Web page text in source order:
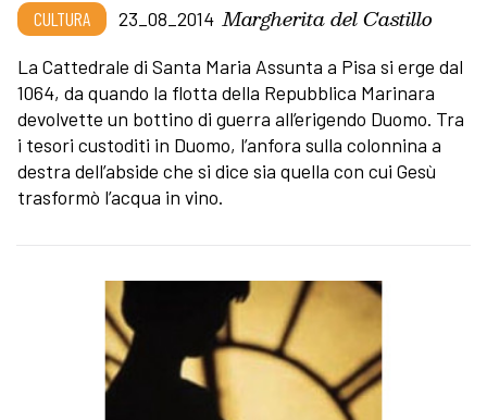
CULTURA 23_08_2014 Margherita del Castillo
La Cattedrale di Santa Maria Assunta a Pisa si erge dal
1064, da quando la flotta della Repubblica Marinara
devolvette un bottino di guerra all’erigendo Duomo. Tra
i tesori custoditi in Duomo, l’anfora sulla colonnina a
destra dell’abside che si dice sia quella con cui Gesù
trasformò l’acqua in vino.